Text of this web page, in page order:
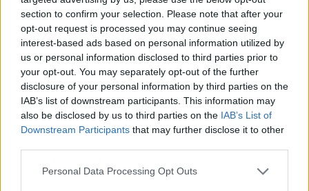
section to confirm your selection. Please note that after your
opt-out request is processed you may continue seeing
interest-based ads based on personal information utilized by
us or personal information disclosed to third parties prior to
your opt-out. You may separately opt-out of the further
disclosure of your personal information by third parties on the
IAB’s list of downstream participants. This information may
also be disclosed by us to third parties on the IAB’s List of
Downstream Participants that may further disclose it to other
Personal Data Processing Opt Outs
L-Thyroxin Henning
20/04/2022 | Femme | 58
lévothyroxine sodique (100ug)
Ablation de la thyroïde
Efficacité
Quantité effets secondaires
Sans thyroïde depuis 2004 ( traitement iode
31)l'endocrinologue m'a prescrit du Levothyrox ancienne